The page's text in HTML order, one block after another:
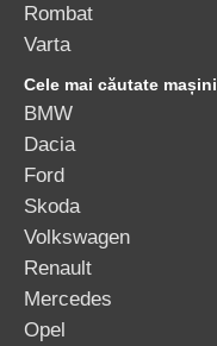
Rombat
Varta
Cele mai căutate mașini
BMW
Dacia
Ford
Skoda
Volkswagen
Renault
Mercedes
Opel